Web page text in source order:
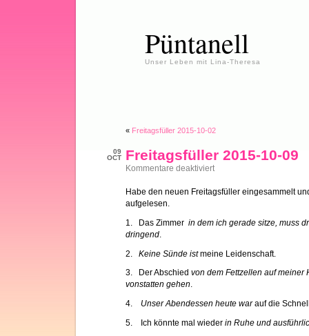
Püntanell
Unser Leben mit Lina-Theresa
« Freitagsfüller 2015-10-02
09
OCT
Freitagsfüller 2015-10-09
Kommentare deaktiviertfür
10-
Habe den neuen Freitagsfüller eingesammelt
aufgelesen.
1. Das Zimmer in dem ich gerade sitze, muss
dringend
2. Keine Sünde istmeine Leidenschaft.
3. Der Abschied von dem Fettzellen auf meiner
vonstatten gehen.
4. Unser Abendessen heute warauf die
5. Ich könnte mal wieder in Ruhe und